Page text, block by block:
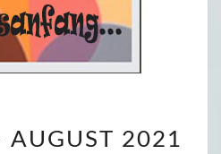
H
AUGUST 2021